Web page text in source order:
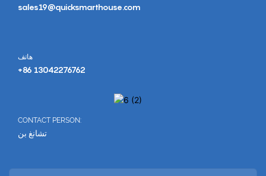
sales19@quicksmarthouse.com
هاتف
+86 13042276762
CONTACT PERSON:
تشانغ بن